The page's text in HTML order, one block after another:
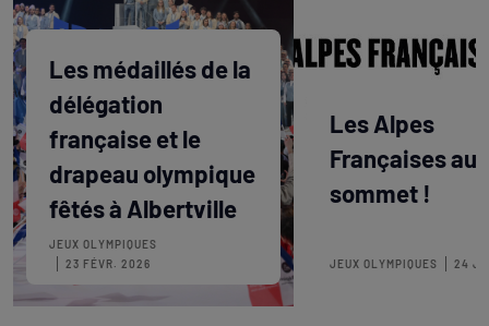
Les médaillés de la
délégation
française et le
drapeau olympique
fêtés à Albertville
JEUX OLYMPIQUES
23 FÉVR. 2026
Les Alpes
Françaises au
sommet !
JEUX OLYMPIQUES 24